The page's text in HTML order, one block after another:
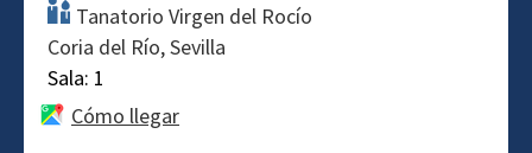
Tanatorio Virgen del Rocío
Coria del Río Sevilla
Sala: 1
Cómo llegar